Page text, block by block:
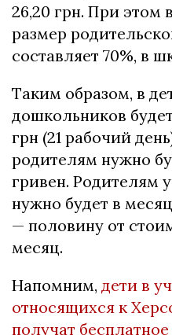
26,20 грн. При этом
размер
составляет 70%, в
Таким образом, в
дошкольников
грн (21 рабочий
родителям нужно
гривен. Родителям
нужно будет в
— половину от
месяц.
Напомним, дети в
относящихся к
получат